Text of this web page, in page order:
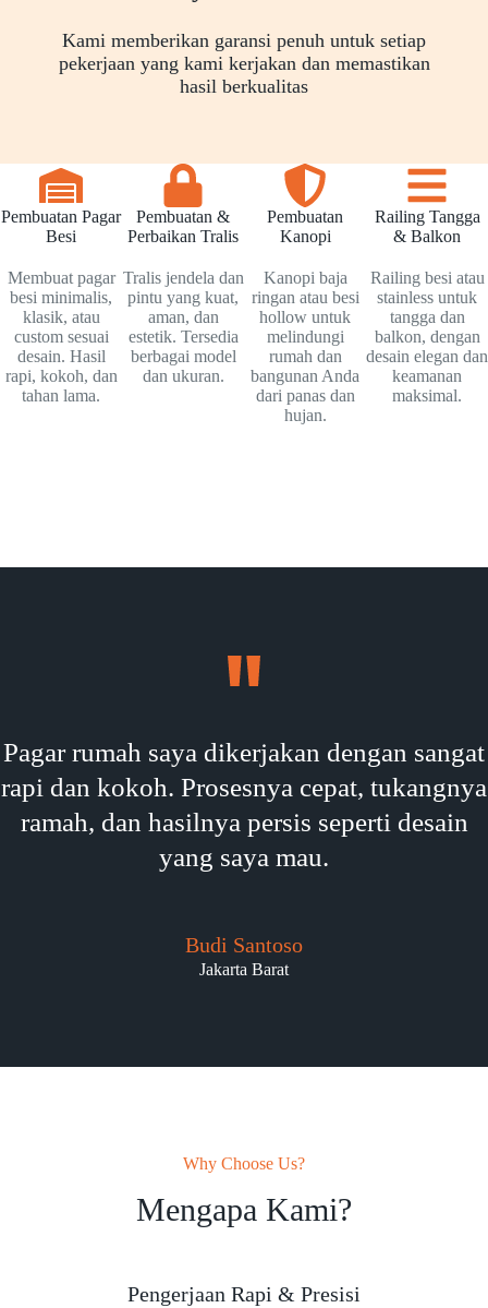
Kami memberikan garansi penuh untuk setiap
pekerjaan yang kami kerjakan dan memastikan
hasil berkualitas
Pembuatan Pagar
Besi
Membuat pagar
besi minimalis,
klasik, atau
custom sesuai
desain. Hasil
rapi, kokoh, dan
tahan lama.
Pembuatan &
Perbaikan Tralis
Tralis jendela dan
pintu yang kuat,
aman, dan
estetik. Tersedia
berbagai model
dan ukuran.
Pembuatan
Kanopi
Kanopi baja
ringan atau besi
hollow untuk
melindungi
rumah dan
bangunan Anda
dari panas dan
hujan.
Railing Tangga
& Balkon
Railing besi atau
stainless untuk
tangga dan
balkon, dengan
desain elegan dan
keamanan
maksimal.
Pagar rumah saya dikerjakan dengan sangat
rapi dan kokoh. Prosesnya cepat, tukangnya
ramah, dan hasilnya persis seperti desain
yang saya mau.
Budi Santoso
Jakarta Barat
Why Choose Us?
Mengapa Kami?
Pengerjaan Rapi & Presisi